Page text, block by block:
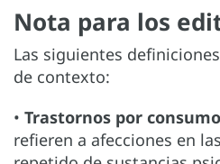
Nota para los
Las siguientes
de contexto:
• Trastornos por
refieren a afecciones en